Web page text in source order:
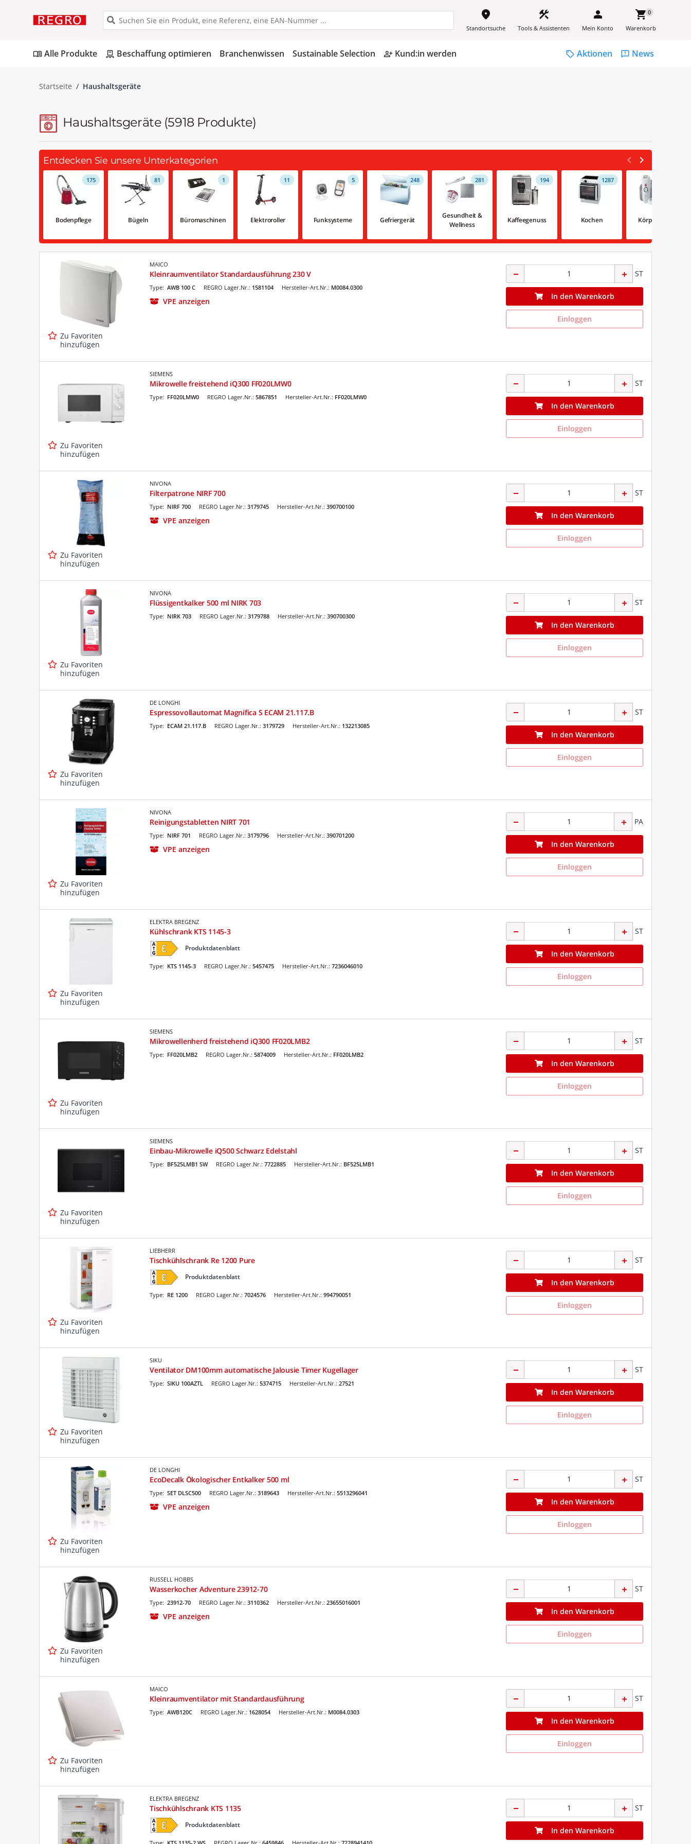
place
Standortsuche
construction
Tools & Assistenten
person
Mein Konto
shopping_cart0
Warenkorb
menu_bookAlle Produkte pallet Beschaffung optimieren Branchenwissen Sustainable Selection person_add_alt Kund:in werden sell Aktionen feedback News
Startseite Haushaltsgeräte
Haushaltsgeräte (5918 Produkte)
Entdecken Sie unsere Unterkategorien  
175
Bodenpflege
81
Bügeln
1
Büromaschinen
11
Elektroroller
5
Funksysteme
248
Gefriergerät
281
Gesundheit &
Wellness
194
Kaffeegenuss
1287
Kochen Körperpflege
Zu Favoriten
hinzufügen
MAICO
Kleinraumventilator Standardausführung 230 V
REGRO Lager.Nr.: 1581104
Type: AWB 100 C Hersteller-Art.Nr.: M0084.0300
VPE anzeigen
ST
In den Warenkorb
Einloggen
Zu Favoriten
hinzufügen
SIEMENS
Mikrowelle freistehend iQ300 FF020LMW0
REGRO Lager.Nr.: 5867851
Type: FF020LMW0 Hersteller-Art.Nr.: FF020LMW0
ST
In den Warenkorb
Einloggen
Zu Favoriten
hinzufügen
NIVONA
Filterpatrone NIRF 700
REGRO Lager.Nr.: 3179745
Type: NIRF 700 Hersteller-Art.Nr.: 390700100
VPE anzeigen
ST
In den Warenkorb
Einloggen
Zu Favoriten
hinzufügen
NIVONA
Flüssigentkalker 500 ml NIRK 703
REGRO Lager.Nr.: 3179788
Type: NIRK 703 Hersteller-Art.Nr.: 390700300
ST
In den Warenkorb
Einloggen
Zu Favoriten
hinzufügen
DE LONGHI
Espressovollautomat Magnifica S ECAM 21.117.B
REGRO Lager.Nr.: 3179729
Type: ECAM 21.117.B Hersteller-Art.Nr.: 132213085
ST
In den Warenkorb
Einloggen
Zu Favoriten
hinzufügen
NIVONA
Reinigungstabletten NIRT 701
REGRO Lager.Nr.: 3179796
Type: NIRF 701 Hersteller-Art.Nr.: 390701200
VPE anzeigen
PA
In den Warenkorb
Einloggen
Zu Favoriten
hinzufügen
ELEKTRA BREGENZ
Kühlschrank KTS 1145-3
Produktdatenblatt
REGRO Lager.Nr.: 5457475
Type: KTS 1145-3 Hersteller-Art.Nr.: 7236046010
ST
In den Warenkorb
Einloggen
Zu Favoriten
hinzufügen
SIEMENS
Mikrowellenherd freistehend iQ300 FF020LMB2
REGRO Lager.Nr.: 5874009
Type: FF020LMB2 Hersteller-Art.Nr.: FF020LMB2
ST
In den Warenkorb
Einloggen
Zu Favoriten
hinzufügen
SIEMENS
Einbau-Mikrowelle iQ500 Schwarz Edelstahl
REGRO Lager.Nr.: 7722885
Type: BF525LMB1 SW Hersteller-Art.Nr.: BF525LMB1
ST
In den Warenkorb
Einloggen
Zu Favoriten
hinzufügen
LIEBHERR
Tischkühlschrank Re 1200 Pure
Produktdatenblatt
REGRO Lager.Nr.: 7024576
Type: RE 1200 Hersteller-Art.Nr.: 994790051
ST
In den Warenkorb
Einloggen
Zu Favoriten
hinzufügen
SIKU
Ventilator DM100mm automatische Jalousie Timer Kugellager
REGRO Lager.Nr.: 5374715
Type: SIKU 100AZTL Hersteller-Art.Nr.: 27521
ST
In den Warenkorb
Einloggen
Zu Favoriten
hinzufügen
DE LONGHI
EcoDecalk Ökologischer Entkalker 500 ml
REGRO Lager.Nr.: 3189643
Type: SET DLSC500 Hersteller-Art.Nr.: 5513296041
VPE anzeigen
ST
In den Warenkorb
Einloggen
Zu Favoriten
hinzufügen
RUSSELL HOBBS
Wasserkocher Adventure 23912-70
REGRO Lager.Nr.: 3110362
Type: 23912-70 Hersteller-Art.Nr.: 23655016001
VPE anzeigen
ST
In den Warenkorb
Einloggen
Zu Favoriten
hinzufügen
MAICO
Kleinraumventilator mit Standardausführung
REGRO Lager.Nr.: 1628054
Type: AWB120C Hersteller-Art.Nr.: M0084.0303
ST
In den Warenkorb
Einloggen
ELEKTRA BREGENZ
Tischkühlschrank KTS 1135
Produktdatenblatt
ST
In den Warenkorb